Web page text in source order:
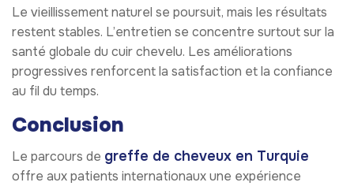
Le vieillissement naturel se poursuit, mais les résultats
restent stables. L’entretien se concentre surtout sur la
santé globale du cuir chevelu. Les améliorations
progressives renforcent la satisfaction et la confiance
au fil du temps.
Conclusion
Le parcours de greffe de cheveux en Turquie
offre aux patients internationaux une expérience